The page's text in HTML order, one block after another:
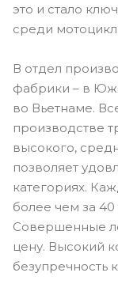
это и стало
среди
В отдел
фабрики – в
во Вьетнаме.
производстве
высокого,
позволяет
категориях.
более чем за 40
Совершенные
цену. Высокий
безупречность